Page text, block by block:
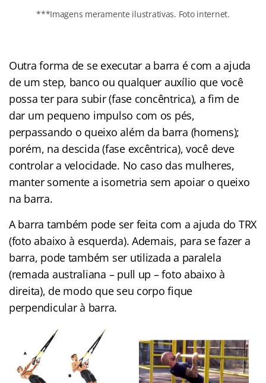
***Imagens meramente ilustrativas. Foto internet.
Outra forma de se executar a barra é com a ajuda
de um step, banco ou qualquer auxílio que você
possa ter para subir (fase concêntrica), a fim de
dar um pequeno impulso com os pés,
perpassando o queixo além da barra (homens);
porém, na descida (fase excêntrica), você deve
controlar a velocidade. No caso das mulheres,
manter somente a isometria sem apoiar o queixo
na barra.
A barra também pode ser feita com a ajuda do TRX
(foto abaixo à esquerda). Ademais, para se fazer a
barra, pode também ser utilizada a paralela
(remada australiana – pull up – foto abaixo à
direita), de modo que seu corpo fique
perpendicular à barra.